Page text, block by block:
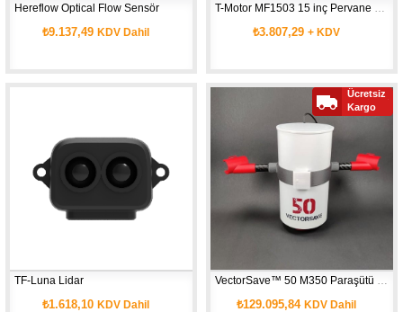
Hereflow Optical Flow Sensör
₺9.137,49 KDV Dahil ₺3.807,29 + KDV
TF-Luna Lidar
₺1.618,10 KDV Dahil
VectorSave™ 50 M350 Paraşütü @9,6kg MTOW
₺129.095,84 KDV Dahil
Ücretsiz
Kargo